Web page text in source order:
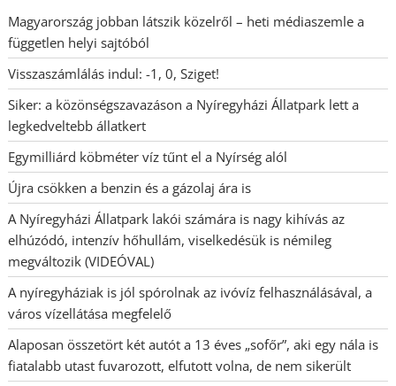
Magyarország jobban látszik közelről – heti médiaszemle a
független helyi sajtóból
Visszaszámlálás indul: -1, 0, Sziget!
Siker: a közönségszavazáson a Nyíregyházi Állatpark lett a
legkedveltebb állatkert
Egymilliárd köbméter víz tűnt el a Nyírség alól
Újra csökken a benzin és a gázolaj ára is
A Nyíregyházi Állatpark lakói számára is nagy kihívás az
elhúzódó, intenzív hőhullám, viselkedésük is némileg
megváltozik (VIDEÓVAL)
A nyíregyháziak is jól spórolnak az ivóvíz felhasználásával, a
város vízellátása megfelelő
Alaposan összetört két autót a 13 éves „sofőr”, aki egy nála is
fiatalabb utast fuvarozott, elfutott volna, de nem sikerült